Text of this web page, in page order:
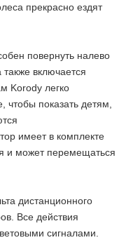
прекрасно ездят
повернуть налево
включается
Korody легко
чтобы показать детям,
имеет в комплекте
и может перемещаться
дистанционного
Все действия
сигналами.
2 недели